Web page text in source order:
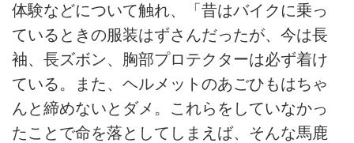
体験などについて触れ、「昔はバイクに乗っ
ているときの服装はずさんだったが、今は長
袖、長ズボン、胸部プロテクターは必ず着け
ている。また、ヘルメットのあごひもはちゃ
んと締めないとダメ。これらをしていなかっ
たことで命を落としてしまえば、そんな馬鹿